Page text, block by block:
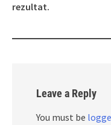
rezultat.
Leave a Reply
You must be